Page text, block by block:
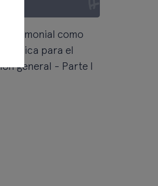
como
para el
general - Parte I